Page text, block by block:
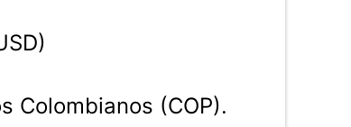
Colombianos (COP).